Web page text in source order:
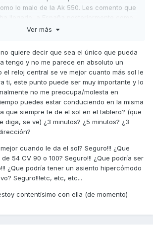
lo malo de la Ak 550. Les comento que
Tablero de instrumentación, de la Ak
porque el tablero de
siendo el mismo(sí o sí),(no se
el sol, y considero que ésto es muy
de que se presentase una anomalía,
de instrumentación y no la viéramos
también me dí cuenta cuándo probé la
el sol no se observa bien el tablero de
metida de pata por Kymco). Que piensan
van a cambiar el Tablero de
moto recién salida del mercado? que
le da el sol? pasará de todo para no tener
marca, donde lógicamente los
los afectados en cuanto a éste tema y
foreros hacia el compañero paKo
un comentario y que a pesar de
Ver más
quiere decir que sea el único que pueda
tengo y no me parece en absoluto un
el reloj central se ve mejor cuanto más sol le
ti, este punto puede ser muy importante y lo
no me preocupa/molesta en
puedes estar conduciendo en la misma
que siempre te de el sol en el tablero? (que
diga, se ve) ¿3 minutos? ¿5 minutos? ¿3
cuando le da el sol? Seguro!!! ¿Que
54 CV 90 o 100? Seguro!!! ¿Que podría ser
¿Que podría tener un asiento hipercómodo
Seguro!!!etc, etc, etc...
contentísimo con ella (de momento)